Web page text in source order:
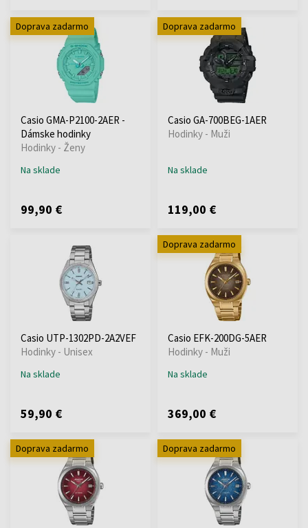
Doprava zadarmo
Casio GMA-P2100-2AER -
Dámske hodinky
Hodinky - Ženy
Na sklade
99,90 €
Doprava zadarmo
Casio GA-700BEG-1AER
Hodinky - Muži
Na sklade
119,00 €
Casio UTP-1302PD-2A2VEF
Hodinky - Unisex
Na sklade
59,90 €
Doprava zadarmo
Casio EFK-200DG-5AER
Hodinky - Muži
Na sklade
369,00 €
Doprava zadarmo Doprava zadarmo